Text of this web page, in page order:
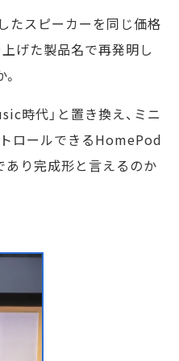
たスピーカーを同じ価格
げた製品名で再発明し
時代」と置き換え、ミニ
ロールできるHomePod
あり完成形と言えるのか